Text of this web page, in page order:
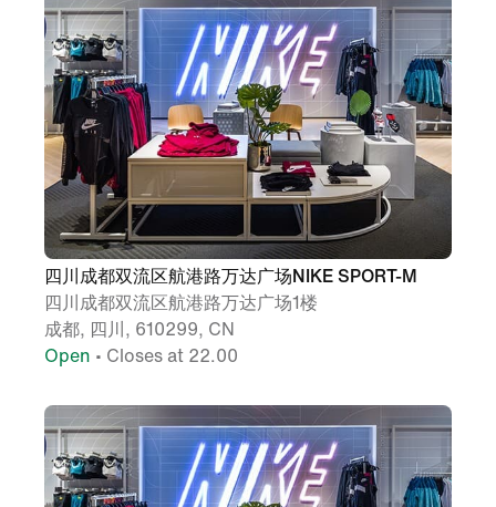
四川成都双流区航港路万达广场NIKE SPORT-M
四川成都双流区航港路万达广场1楼
成都, 四川, 610299, CN
Open • Closes at 22.00